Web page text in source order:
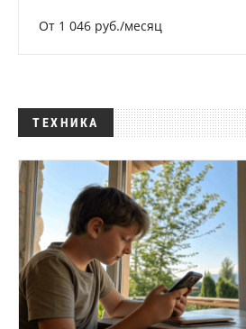
От 1 046 руб./месяц
ТЕХНИКА